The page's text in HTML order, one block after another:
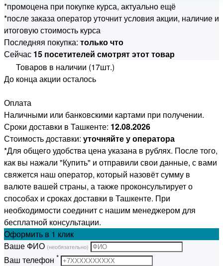
*промоцена при покупке курса, актуально ещё
*после заказа оператор уточнит условия акции, наличие и
итоговую стоимость курса
Последняя покупка: только что
Сейчас 15 посетителей смотрят этот товар
Товаров в наличии (17шт.)
До конца акции осталось
Оплата
Наличными или банковскими картами при получении.
Сроки доставки в Ташкенте: 12.08.2026
Стоимость доставки: уточняйте у оператора
*Для общего удобства цена указана в рублях. После того,
как вы нажали "Купить" и отправили свои данные, с вами
свяжется наш оператор, который назовёт сумму в
валюте вашей страны, а также проконсультирует о
способах и сроках доставки в Ташкенте. При
необходимости соединит с нашим менеджером для
бесплатной консультации.
Оформить в 1 клик
Ваше ФИО (необязательно)
Ваш телефон *